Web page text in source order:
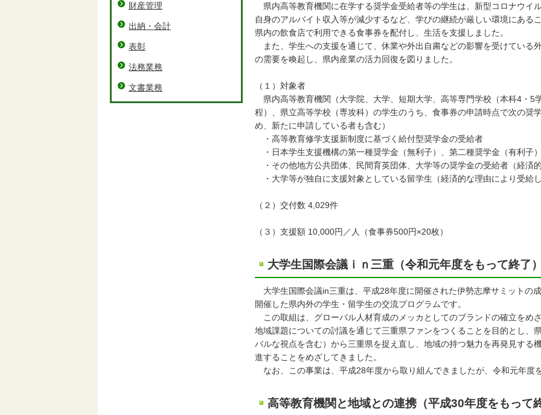
県内高等教育機関に在学する奨学金受給者等の学生は、新型コロナウイ
自身のアルバイト収入等が減少するなど、学びの継続が厳しい環境にある
県内の飲食店で利用できる食事券を配付し、生活を支援しました。
また、学生への支援を通じて、休業や外出自粛などの影響を受けている
の需要を喚起し、県内産業の活力回復を図りました。
（１）対象者
県内高等教育機関（大学院、大学、短期大学、高等専門学校（本科4・5
程）、県立高等学校（専攻科）の学生のうち、食事券の申請時点で次の奨
め、新たに申請している者も含む）
・高等教育修学支援新制度に基づく給付型奨学金の受給者
・日本学生支援機構の第一種奨学金（無利子）、第二種奨学金（有利子
・その他地方公共団体、民間育英団体、大学等の奨学金の受給者（経済
・大学等が独自に支援対象としている留学生（経済的な理由により受給し
（２）交付数 4,029件
（３）支援額 10,000円／人（食事券500円×20枚）
大学生国際会議ｉｎ三重（令和元年度をもって終了）
大学生国際会議in三重は、平成28年度に開催された伊勢志摩サミットの
開催した県内外の学生・留学生の交流プログラムです。
この取組は、グローバル人材育成のメッカとしてのブランドの確立をめ
地域課題についての討議を通じて三重県ファンをつくることを目的とし、
バルな視点を含む）から三重県を捉え直し、地域の持つ魅力を再発見する
進することをめざしてきました。
なお、この事業は、平成28年度から取り組んできましたが、令和元年度
高等教育機関と地域との連携（平成30年度をもって
財産管理
出納・会計
表彰
法務業務
文書業務